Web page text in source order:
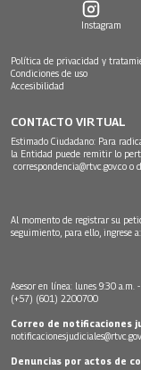
Instagram
Política de privacidad y
Condiciones de uso
Accesibilidad
CONTACTO VIRTUAL
Estimado Ciudadano: Para
la Entidad puede remitir lo
correspondencia@rtvc.gov.co o
Al momento de registrar su
seguimiento, para ello, ingrese a:
Asesor en línea: lunes 9:30 a.m.
(+57) (601) 2200700
Correo de notificaciones
Denuncias por actos de